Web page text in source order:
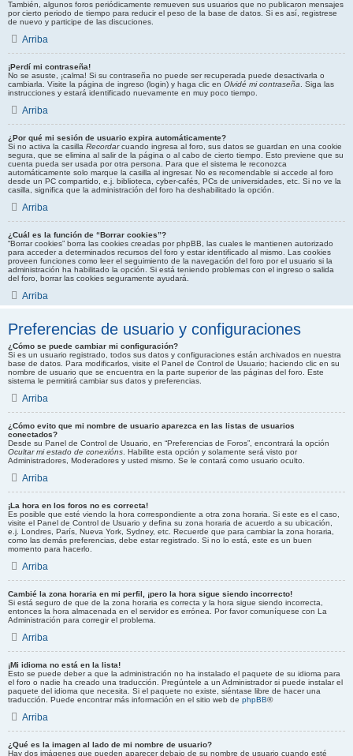
También, algunos foros periódicamente remueven sus usuarios que no publicaron mensajes
por cierto periodo de tiempo para reducir el peso de la base de datos. Si es así, registrese
de nuevo y participe de las discuciones.
Arriba
¡Perdí mi contraseña!
No se asuste, ¡calma! Si su contraseña no puede ser recuperada puede desactivarla o
cambiarla. Visite la página de ingreso (login) y haga clic en Olvidé mi contraseña . Siga las
instrucciones y estará identificado nuevamente en muy poco tiempo.
Arriba
¿Por qué mi sesión de usuario expira automáticamente?
Si no activa la casilla Recordarcuando ingresa al foro, sus datos se guardan en una cookie
segura, que se elimina al salir de la página o al cabo de cierto tiempo. Esto previene que su
cuenta pueda ser usada por otra persona. Para que el sistema le reconozca
automáticamente solo marque la casilla al ingresar. No es recomendable si accede al foro
desde un PC compartido, e.j. biblioteca, cyber-cafés, PCs de universidades, etc. Si no ve la
casilla, significa que la administración del foro ha deshabilitado la opción.
Arriba
¿Cuál es la función de “Borrar cookies”?
“Borrar cookies” borra las cookies creadas por phpBB, las cuales le mantienen autorizado
para acceder a determinados recursos del foro y estar identificado al mismo. Las cookies
proveen funciones como leer el seguimiento de la navegación del foro por el usuario si la
administración ha habilitado la opción. Si está teniendo problemas con el ingreso o salida
del foro, borrar las cookies seguramente ayudará.
Arriba
Preferencias de usuario y configuraciones
¿Cómo se puede cambiar mi configuración?
Si es un usuario registrado, todos sus datos y configuraciones están archivados en nuestra
base de datos. Para modificarlos, visite el Panel de Control de Usuario; haciendo clic en su
nombre de usuario que se encuentra en la parte superior de las páginas del foro. Este
sistema le permitirá cambiar sus datos y preferencias.
Arriba
¿Cómo evito que mi nombre de usuario aparezca en las listas de usuarios
conectados?
Desde su Panel de Control de Usuario, en “Preferencias de Foros”, encontrará la opción
Ocultar mi estado de conexións . Habilite esta opción y solamente será visto por
Administradores, Moderadores y usted mismo. Se le contará como usuario oculto.
Arriba
¡La hora en los foros no es correcta!
Es posible que esté viendo la hora correspondiente a otra zona horaria. Si este es el caso,
visite el Panel de Control de Usuario y defina su zona horaria de acuerdo a su ubicación,
e.j. Londres, París, Nueva York, Sydney, etc. Recuerde que para cambiar la zona horaria,
como las demás preferencias, debe estar registrado. Si no lo está, este es un buen
momento para hacerlo.
Arriba
Cambié la zona horaria en mi perfil, ¡pero la hora sigue siendo incorrecto!
Si está seguro de que de la zona horaria es correcta y la hora sigue siendo incorrecta,
entonces la hora almacenada en el servidor es errónea. Por favor comuníquese con La
Administración para corregir el problema.
Arriba
¡Mi idioma no está en la lista!
Esto se puede deber a que la administración no ha instalado el paquete de su idioma para
el foro o nadie ha creado una traducción. Pregúntele a un Administrador si puede instalar el
paquete del idioma que necesita. Si el paquete no existe, siéntase libre de hacer una
traducción. Puede encontrar más información en el sitio web de phpBB®
Arriba
¿Qué es la imagen al lado de mi nombre de usuario?
Hay dos imágenes que pueden aparecer debajo de su nombre de usuario cuando esté